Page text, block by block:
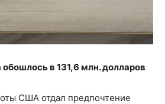
в 131,6 млн. долларов
США отдал предпочтение